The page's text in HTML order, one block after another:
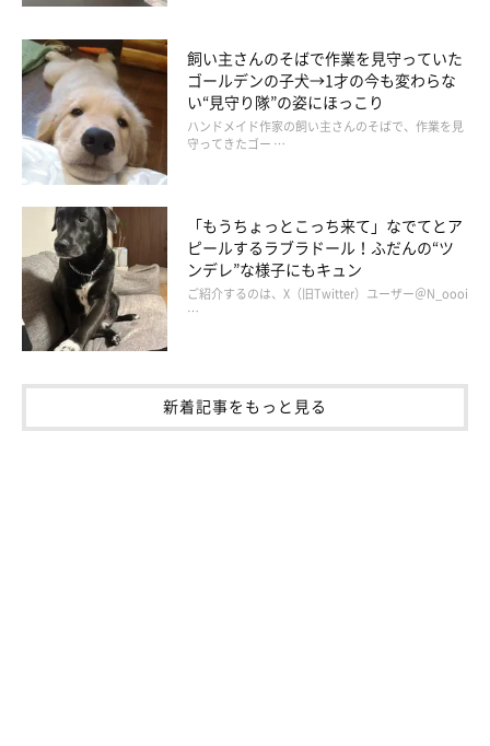
くるのか？こんのか？くるのか？こんのか？くるのかー
ーい#開けるの上達してる #犬のいる暮らし#犬好きさん
とつながりたい
#柴犬pic.twitter.com/rzoMsU0l8T
— 柴犬 まめちゃん (@mame_inu0901)July 9, 2021
参照／Twitter（ @mame_inu0901）
文／二宮ねこむ
飼い主さんのそばで作業を見守っていた
ゴールデンの子犬→1才の今も変わらな
い“見守り隊”の姿にほっこり
ハンドメイド作家の飼い主さんのそばで、作業を見
守ってきたゴー …
「もうちょっとこっち来て」なでてとア
ピールするラブラドール！ふだんの“ツ
ンデレ”な様子にもキュン
ご紹介するのは、X（旧Twitter）ユーザー＠N_oooi
…
新着記事をもっと見る